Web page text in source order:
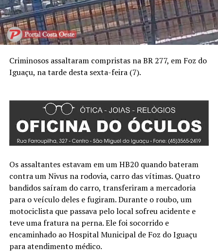
Criminosos assaltaram compristas na BR 277, em Foz do
Iguaçu, na tarde desta sexta-feira (7).
Os assaltantes estavam em um HB20 quando bateram
contra um Nivus na rodovia, carro das vítimas. Quatro
bandidos saíram do carro, transferiram a mercadoria
para o veículo deles e fugiram. Durante o roubo, um
motociclista que passava pelo local sofreu acidente e
teve uma fratura na perna. Ele foi socorrido e
encaminhado ao Hospital Municipal de Foz do Iguaçu
para atendimento médico.